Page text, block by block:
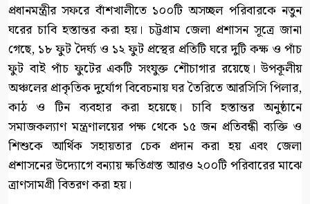
প্রধানমন্ত্রীর সফরে বাঁশখালীতে ১০০টি অসচ্ছল পরিবারকে নতুন
ঘরের চাবি হস্তান্তর করা হয়। চট্টগ্রাম জেলা প্রশাসন সূত্রে জানা
গেছে, ১৮ ফুট দৈর্ঘ্য ও ১২ ফুট প্রস্থের প্রতিটি ঘরে দুটি কক্ষ ও পাঁচ
ফুট বাই পাঁচ ফুটের একটি সংযুক্ত শৌচাগার রয়েছে। উপকূলীয়
অঞ্চলের প্রাকৃতিক দুর্যোগ বিবেচনায় ঘর তৈরিতে আরসিসি পিলার,
কাঠ ও টিন ব্যবহার করা হয়েছে। চাবি হস্তান্তর অনুষ্ঠানে
সমাজকল্যাণ মন্ত্রণালয়ের পক্ষ থেকে ১৫ জন প্রতিবন্ধী ব্যক্তি ও
শিশুকে আর্থিক সহায়তার চেক প্রদান করা হয় এবং জেলা
প্রশাসনের উদ্যোগে বন্যায় ক্ষতিগ্রস্ত আরও ২০০টি পরিবারের মাঝে
ত্রাণসামগ্রী বিতরণ করা হয়।